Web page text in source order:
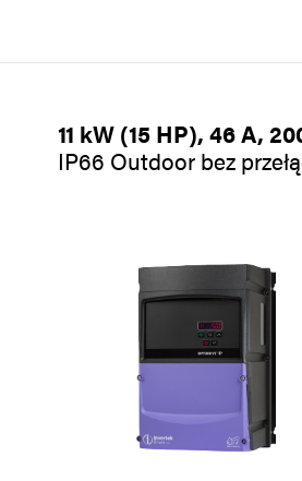
11 kW (15 HP), 46 A,
IP66 Outdoor bez